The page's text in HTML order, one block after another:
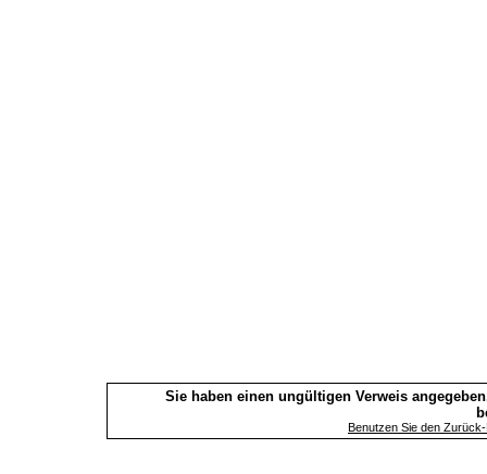
Sie haben einen ungültigen Verweis
Benutzen Sie den